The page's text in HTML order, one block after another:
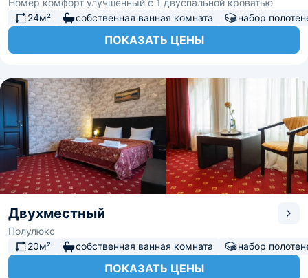
Номер комфорт улучшенный с 1 двуспальной кроватью
24м²
собственная ванная комната набор
ПОКАЗАТЬ ЦЕНЫ
Двухместный
Полулюкс
20м²
собственная ванная комната набор
ПОКАЗАТЬ ЦЕНЫ